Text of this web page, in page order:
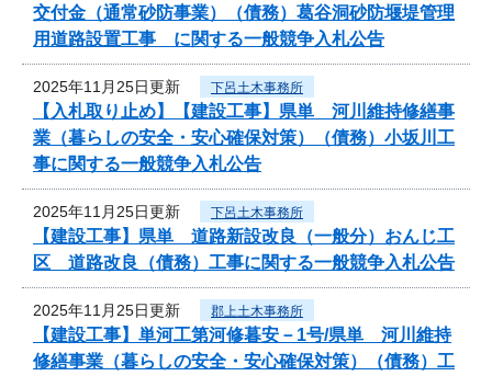
交付金（通常砂防事業）（債務）葛谷洞砂防堰堤管理
用道路設置工事 に関する一般競争入札公告
2025年11月25日更新 下呂土木事務所
【入札取り止め】【建設工事】県単 河川維持修繕事
業（暮らしの安全・安心確保対策）（債務）小坂川工
事に関する一般競争入札公告
2025年11月25日更新 下呂土木事務所
【建設工事】県単 道路新設改良（一般分）おんじ工
区 道路改良（債務）工事に関する一般競争入札公告
2025年11月25日更新 郡上土木事務所
【建設工事】単河工第河修暮安－1号/県単 河川維持
修繕事業（暮らしの安全・安心確保対策）（債務）工